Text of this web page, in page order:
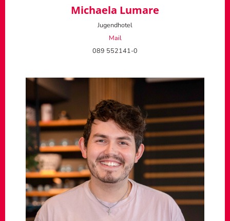
Michaela Lumare
Jugendhotel
Mail
089 552141-0